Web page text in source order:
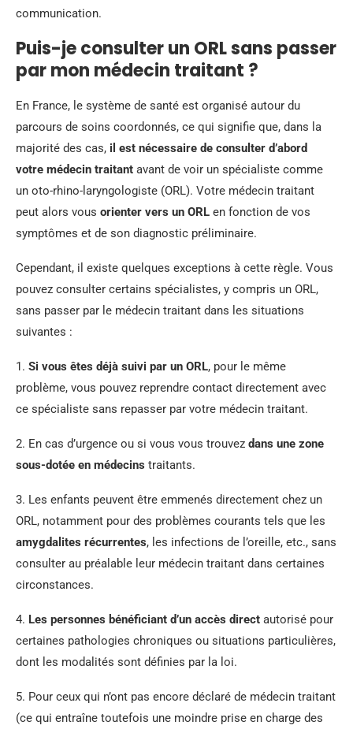
communication.
Puis-je consulter un ORL sans passer
par mon médecin traitant ?
En France, le système de santé est organisé autour du
parcours de soins coordonnés, ce qui signifie que, dans la
majorité des cas, il est nécessaire de consulter d’abord
votre médecin traitant avant de voir un spécialiste comme
un oto-rhino-laryngologiste (ORL). Votre médecin traitant
peut alors vous orienter vers un ORL en fonction de vos
symptômes et de son diagnostic préliminaire.
Cependant, il existe quelques exceptions à cette règle. Vous
pouvez consulter certains spécialistes, y compris un ORL,
sans passer par le médecin traitant dans les situations
suivantes :
1. Si vous êtes déjà suivi par un ORL, pour le même
problème, vous pouvez reprendre contact directement avec
ce spécialiste sans repasser par votre médecin traitant.
2. En cas d’urgence ou si vous vous trouvez dans une zone
sous-dotée en médecins traitants.
3. Les enfants peuvent être emmenés directement chez un
ORL, notamment pour des problèmes courants tels que les
amygdalites récurrentes, les infections de l’oreille, etc., sans
consulter au préalable leur médecin traitant dans certaines
circonstances.
4. Les personnes bénéficiant d’un accès direct autorisé pour
certaines pathologies chroniques ou situations particulières,
dont les modalités sont définies par la loi.
5. Pour ceux qui n’ont pas encore déclaré de médecin traitant
(ce qui entraîne toutefois une moindre prise en charge des